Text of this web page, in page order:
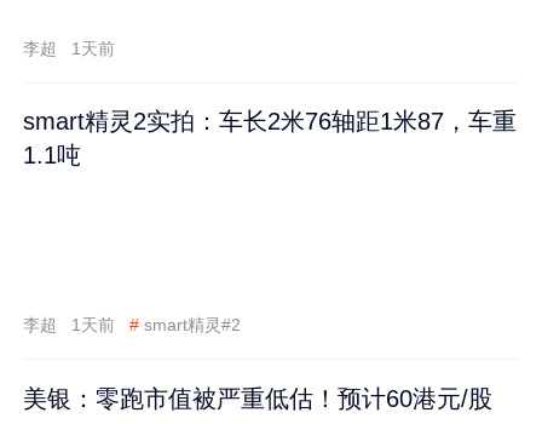
李超 1天前
smart精灵2实拍：车长2米76轴距1米87，车重
1.1吨
李超 1天前 # smart精灵#2
美银：零跑市值被严重低估！预计60港元/股